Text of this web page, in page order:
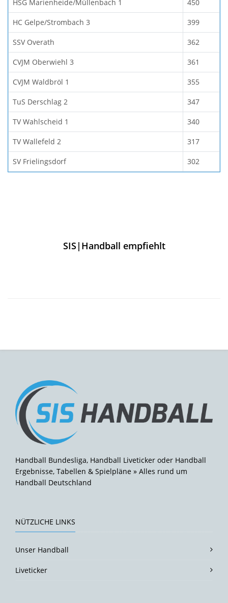
HSG Marienheide/Müllenbach 1 450
HC Gelpe/Strombach 3 399
SSV Overath 362
CVJM Oberwiehl 3 361
CVJM Waldbröl 1 355
TuS Derschlag 2 347
TV Wahlscheid 1 340
TV Wallefeld 2 317
SV Frielingsdorf 302
SIS|Handball empfiehlt
Handball Bundesliga, Handball Liveticker oder Handball
Ergebnisse, Tabellen & Spielpläne » Alles rund um
Handball Deutschland
NÜTZLICHE LINKS
Unser Handball
Liveticker